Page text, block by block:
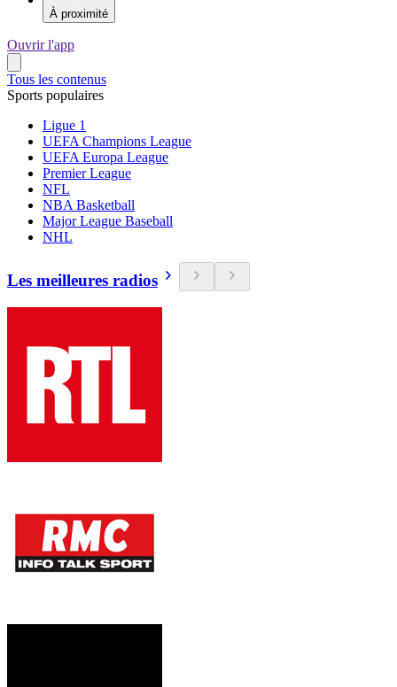
À proximité
Ouvrir l'app
Tous les contenus
Sports populaires
Ligue 1
UEFA Champions League
UEFA Europa League
Premier League
NFL
NBA Basketball
Major League Baseball
NHL
Les meilleures radios